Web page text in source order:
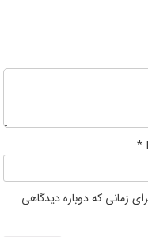
*
زمانی که دوباره دیدگاهی